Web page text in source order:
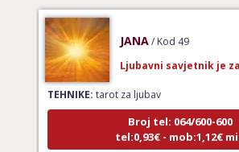
TEHNIKE:tarot za ljubav
Broj tel: 064/600-600
tel:0,93€ - mob:1,12€ min